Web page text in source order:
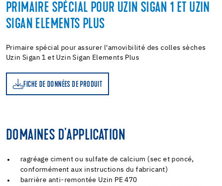
PRIMAIRE SPÉCIAL POUR UZIN SIGAN 1 ET UZIN
SIGAN ELEMENTS PLUS
Primaire spécial pour assurer l'amovibilité des colles sèches
Uzin Sigan 1 et Uzin Sigan Elements Plus
FICHE DE DONNÉES DE PRODUIT
DOMAINES D'APPLICATION
ragréage ciment ou sulfate de calcium (sec et poncé,
conformément aux instructions du fabricant)
barrière anti-remontée Uzin PE 470